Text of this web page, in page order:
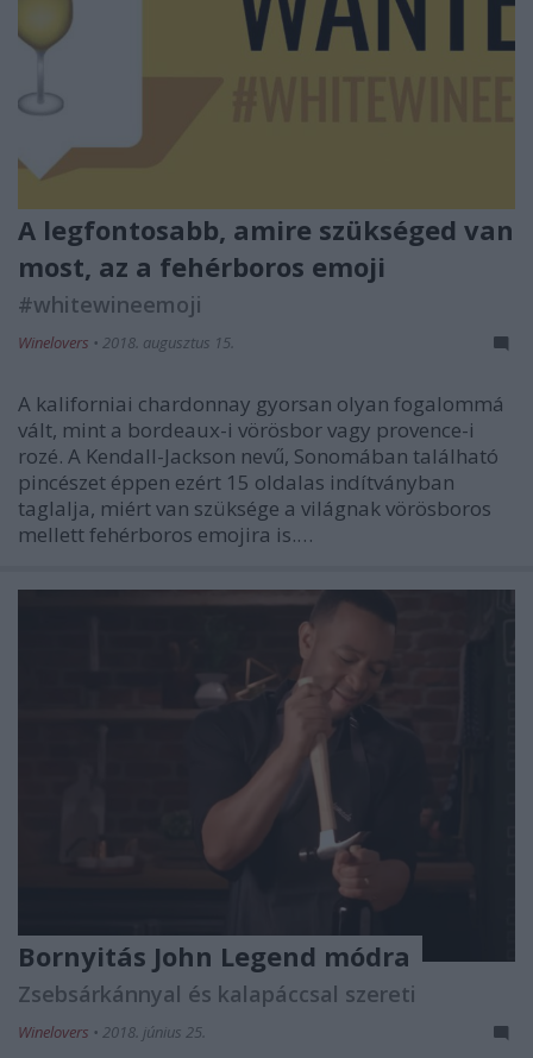
A legfontosabb, amire szükséged van
most, az a fehérboros emoji
#whitewineemoji
Winelovers • 2018. augusztus 15.
A kaliforniai chardonnay gyorsan olyan fogalommá
vált, mint a bordeaux-i vörösbor vagy provence-i
rozé. A Kendall-Jackson nevű, Sonomában található
pincészet éppen ezért 15 oldalas indítványban
taglalja, miért van szüksége a világnak vörösboros
mellett fehérboros emojira is.…
Bornyitás John Legend módra
Zsebsárkánnyal és kalapáccsal szereti
Winelovers • 2018. június 25.